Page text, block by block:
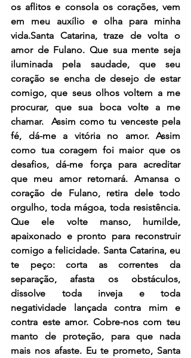
os aflitos e consola os corações, vem
em meu auxílio e olha para minha
vida.Santa Catarina, traze de volta o
amor de Fulano. Que sua mente seja
iluminada pela saudade, que seu
coração se encha de desejo de estar
comigo, que seus olhos voltem a me
procurar, que sua boca volte a me
chamar.  Assim como tu venceste pela
fé, dá-me a vitória no amor. Assim
como tua coragem foi maior que os
desafios, dá-me força para acreditar
que meu amor retornará. Amansa o
coração de Fulano, retira dele todo
orgulho, toda mágoa, toda resistência.
Que ele volte manso, humilde,
apaixonado e pronto para reconstruir
comigo a felicidade. Santa Catarina, eu
te peço: corta as correntes da
separação, afasta os obstáculos,
dissolve toda inveja e toda
negatividade lançada contra mim e
contra este amor. Cobre-nos com teu
manto de proteção, para que nada
mais nos afaste. Eu te prometo, Santa